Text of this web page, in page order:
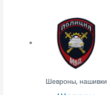
Шевроны, нашивки